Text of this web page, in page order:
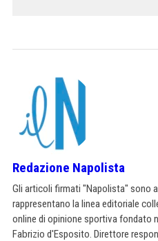
Redazione Napolista
Gli articoli firmati "Napolista" sono
rappresentano la linea editoriale
online di opinione sportiva fondato
Fabrizio d'Esposito. Direttore